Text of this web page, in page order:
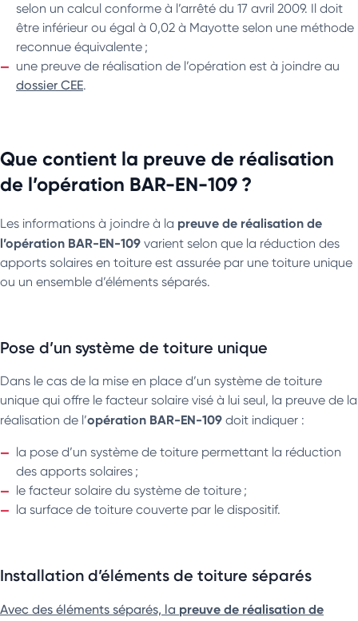
selon un calcul conforme à l’arrêté du 17 avril 2009. Il doit
être inférieur ou égal à 0,02 à Mayotte selon une méthode
reconnue équivalente ;
une preuve de réalisation de l’opération est à joindre au
dossier CEE.
Que contient la preuve de réalisation
de l’opération BAR-EN-109 ?
Les informations à joindre à la preuve de réalisation de
l’opération BAR-EN-109 varient selon que la réduction des
apports solaires en toiture est assurée par une toiture unique
ou un ensemble d’éléments séparés.
Pose d’un système de toiture unique
Dans le cas de la mise en place d’un système de toiture
unique qui offre le facteur solaire visé à lui seul, la preuve de la
réalisation de l’opération BAR-EN-109 doit indiquer :
la pose d’un système de toiture permettant la réduction
des apports solaires ;
le facteur solaire du système de toiture ;
la surface de toiture couverte par le dispositif.
Installation d’éléments de toiture séparés
Avec des éléments séparés, la preuve de réalisation de